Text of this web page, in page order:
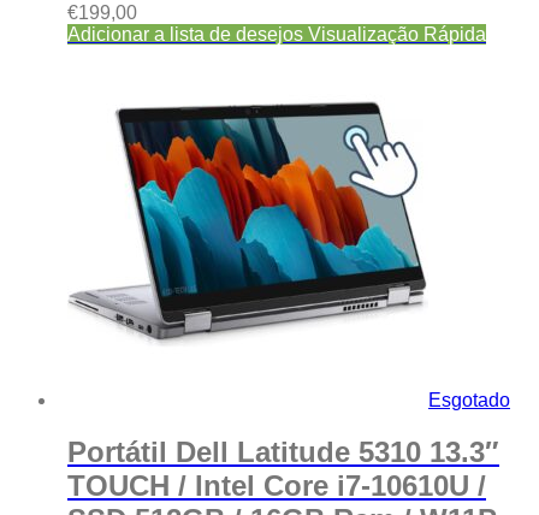
€199,00
Adicionar a lista de desejos Visualização Rápida
Esgotado
Portátil Dell Latitude 5310 13.3″
TOUCH / Intel Core i7-10610U /